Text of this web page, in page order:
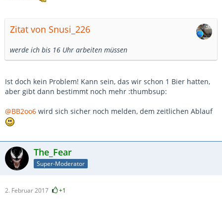
Zitat von Snusi_226
werde ich bis 16 Uhr arbeiten müssen
Ist doch kein Problem! Kann sein, das wir schon 1 Bier hatten,
aber gibt dann bestimmt noch mehr :thumbsup:
@BB2oo6 wird sich sicher noch melden, dem zeitlichen Ablauf
The_Fear
Super-Moderator
2. Februar 2017 +1